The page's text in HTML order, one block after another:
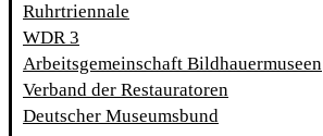
Ruhrtriennale
WDR 3
Arbeitsgemeinschaft Bildhauermuseen
Verband der Restauratoren
Deutscher Museumsbund